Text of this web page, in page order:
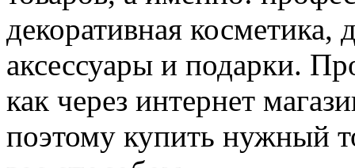
декоративная косметика,
аксессуары и подарки.
как через интернет
поэтому купить нужный